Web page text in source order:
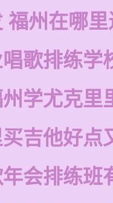
福州在哪
歌排练学
学尤克里
吉他好点
会排练班